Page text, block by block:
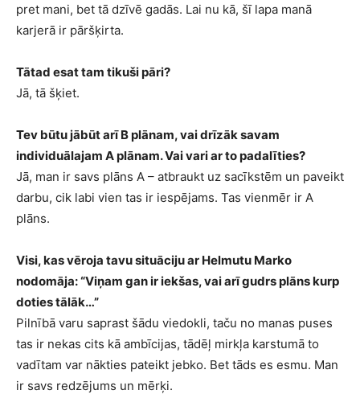
pret mani, bet tā dzīvē gadās. Lai nu kā, šī lapa manā
karjerā ir pāršķirta.
Tātad esat tam tikuši pāri?
Jā, tā šķiet.
Tev būtu jābūt arī B plānam, vai drīzāk savam
individuālajam A plānam. Vai vari ar to padalīties?
Jā, man ir savs plāns A – atbraukt uz sacīkstēm un paveikt
darbu, cik labi vien tas ir iespējams. Tas vienmēr ir A
plāns.
Visi, kas vēroja tavu situāciju ar Helmutu Marko
nodomāja: “Viņam gan ir iekšas, vai arī gudrs plāns kurp
doties tālāk…”
Pilnībā varu saprast šādu viedokli, taču no manas puses
tas ir nekas cits kā ambīcijas, tādēļ mirkļa karstumā to
vadītam var nākties pateikt jebko. Bet tāds es esmu. Man
ir savs redzējums un mērķi.